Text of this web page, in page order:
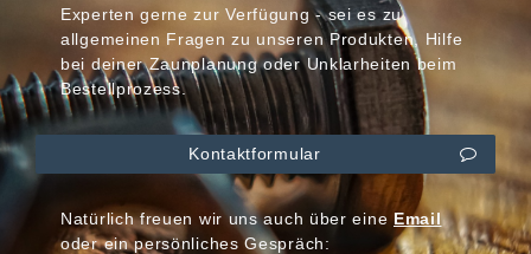
Experten gerne zur Verfügung - sei es zu
allgemeinen Fragen zu unseren Produkten, Hilfe
bei deiner Zaunplanung oder Unklarheiten beim
Bestellprozess.
Kontaktformular
Natürlich freuen wir uns auch über eineEmail
oder ein persönliches Gespräch: